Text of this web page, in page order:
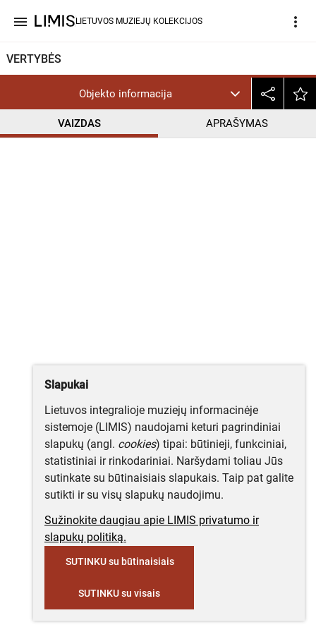
menu LIETUVOS MUZIEJŲ KOLEKCIJOS more_vert
VERTYBĖS
Objekto informacija
VAIZDAS APRAŠYMAS
Slapukai
Lietuvos integralioje muziejų informacinėje
sistemoje (LIMIS) naudojami keturi pagrindiniai
slapukų (angl. cookies) tipai: būtinieji, funkciniai,
statistiniai ir rinkodariniai. Naršydami toliau Jūs
sutinkate su būtinaisiais slapukais. Taip pat galite
sutikti ir su visų slapukų naudojimu.
Sužinokite daugiau apie LIMIS privatumo ir
slapukų politiką.
SUTINKU su būtinaisiais
SUTINKU su visais